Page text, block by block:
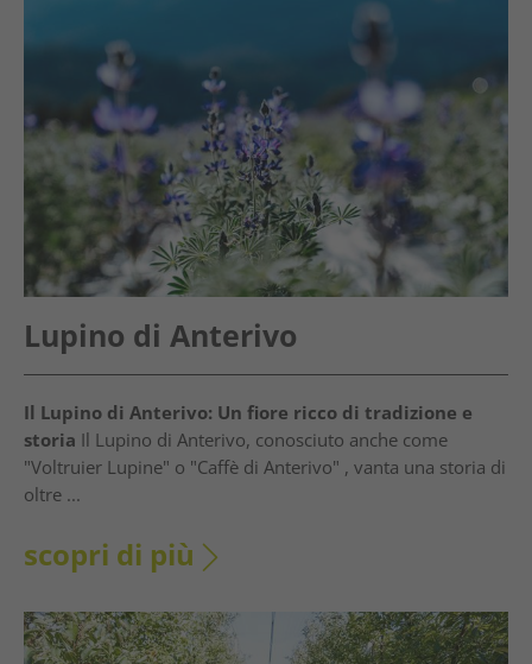
Lupino di Anterivo
Il Lupino di Anterivo: Un fiore ricco di tradizione e
storia Il Lupino di Anterivo, conosciuto anche come
"Voltruier Lupine" o "Caffè di Anterivo" , vanta una storia di
oltre ...
scopri di più